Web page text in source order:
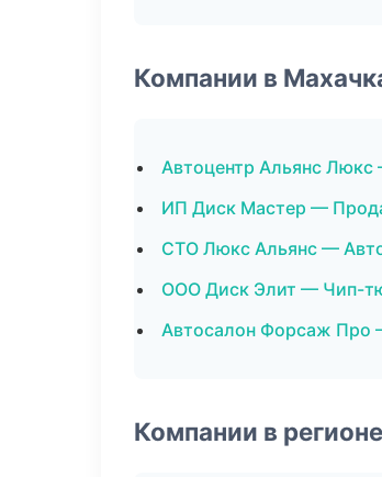
Компании в
Автоцентр Альянс Люкс
ИП Диск Мастер —
СТО Люкс Альянс —
ООО Диск Элит — Чип-
Автосалон Форсаж Про
Компании в